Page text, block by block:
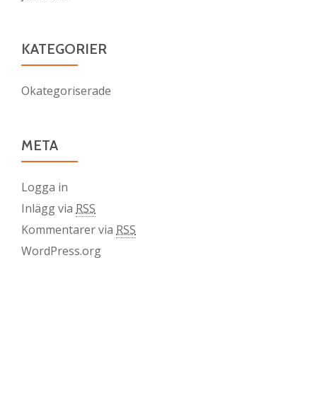
KATEGORIER
Okategoriserade
META
Logga in
Inlägg via RSS
Kommentarer via RSS
WordPress.org